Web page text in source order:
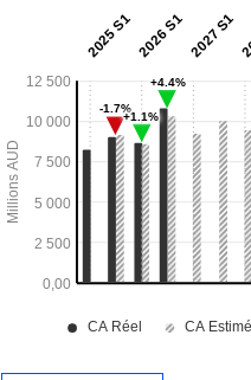
Ecart obj.
-3,25%
+5,41%
+19,28%
+24,07%
+4,37%
+13,77%